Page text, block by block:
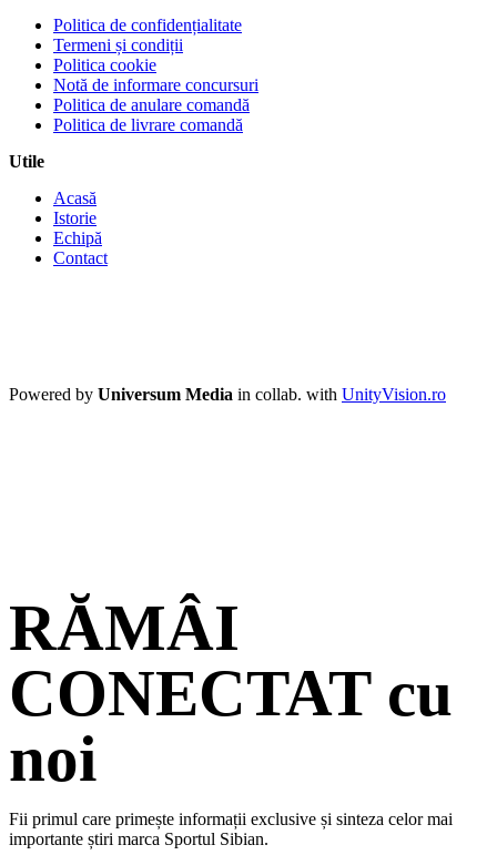
Politica de confidențialitate
Termeni și condiții
Politica cookie
Notă de informare concursuri
Politica de anulare comandă
Politica de livrare comandă
Utile
Acasă
Istorie
Echipă
Contact
Powered by Universum Media in collab. with UnityVision.ro
RĂMÂI
CONECTAT cu
noi
Fii primul care primește informații exclusive și sinteza celor mai
importante știri marca Sportul Sibian.